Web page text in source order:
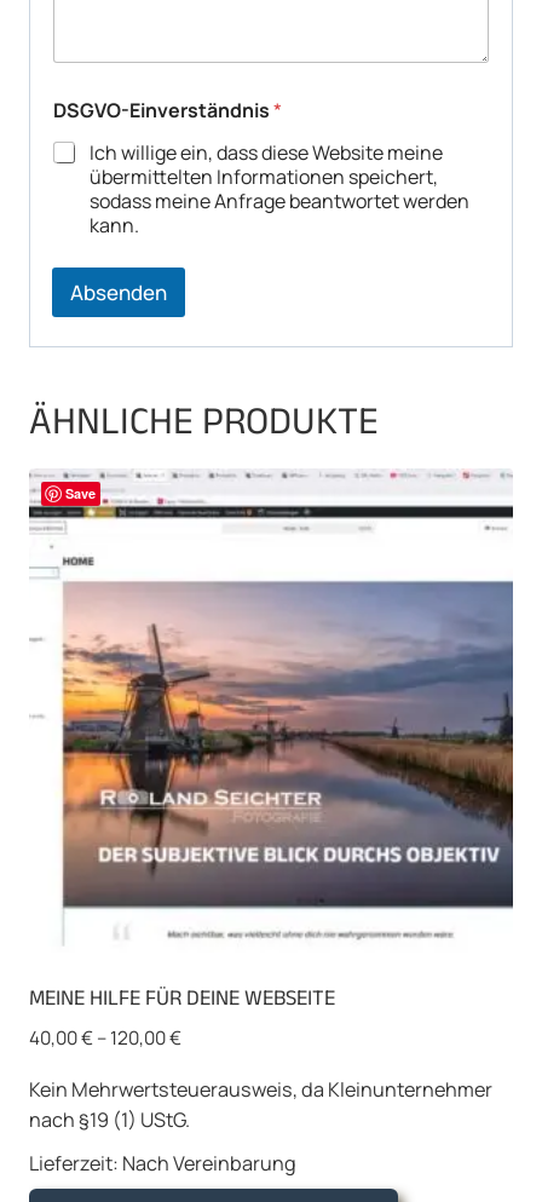
DSGVO-Einverständnis*
Ich willige ein, dass diese Website meine
übermittelten Informationen speichert,
sodass meine Anfrage beantwortet werden
kann.
Absenden
ÄHNLICHE PRODUKTE
Save
MEINE HILFE FÜR DEINE WEBSEITE
40,00€–120,00€
Kein Mehrwertsteuerausweis, da Kleinunternehmer
nach §19 (1) UStG.
Lieferzeit: Nach Vereinbarung